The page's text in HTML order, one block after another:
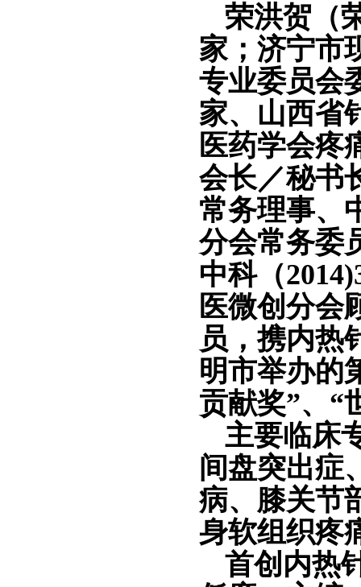
荣洪贺 （
家；济宁市
专业委员会
家、山西省
医药学会疼
会长／秘书
常务理事、
分会常务委
中科（
医微创分会
员，携内热
明市举办的
贡献奖”、“
主要临床
间盘突出症
病、膝关节
身软组织疼
首创内热